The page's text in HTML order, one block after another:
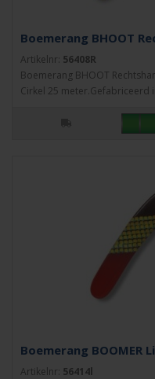
Boemerang BHOOT
Artikelnr: 56408R
Boemerang BHOOT
Cirkel 25 meter.Gefabriceerd
Boemerang BOOMER
Artikelnr: 56414l